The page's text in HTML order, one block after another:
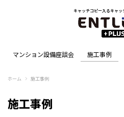
キャッチコピー入るキャ
マンション設備座談会 施工事例
ホーム 施工事例
施工事例